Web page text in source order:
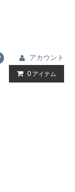
アカウント
0 アイテム